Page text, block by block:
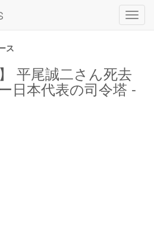
ス
平尾誠二さん死去
日本代表の司令塔 -